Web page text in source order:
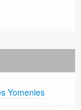
Yomenies